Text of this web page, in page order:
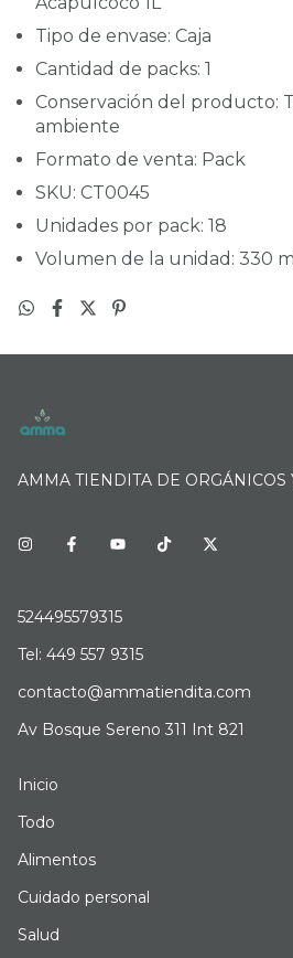
Tipo de envase: Caja
Cantidad de packs: 1
Conservación del producto:
ambiente
Formato de venta: Pack
SKU: CT0045
Unidades por pack: 18
Volumen de la unidad: 330
AMMA TIENDITA DE ORGÁNICOS
524495579315
Tel: 449 557 9315
contacto@ammatiendita.com
Av Bosque Sereno 311 Int 821
Inicio
Todo
Alimentos
Cuidado personal
Salud